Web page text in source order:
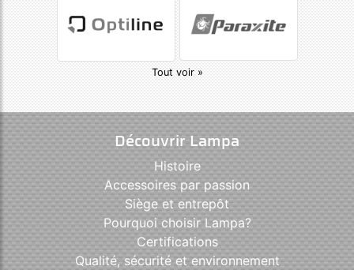
Tout voir »
Découvrir Lampa
Histoire
Accessoires par passion
Siège et entrepôt
Pourquoi choisir Lampa?
Certifications
Qualité, sécurité et environnement